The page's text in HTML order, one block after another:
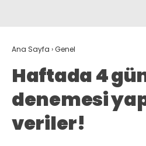
Ana Sayfa ›Genel
Haftada 4
denemesi
veriler!